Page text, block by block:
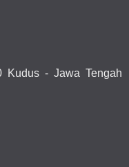
Kudus - Jawa Tengah